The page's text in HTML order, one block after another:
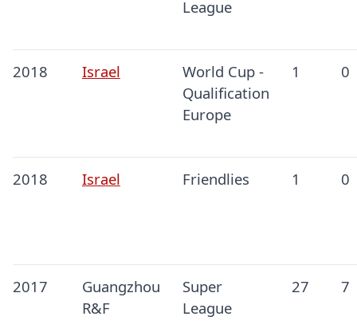
League
2018 Israel
World Cup -
Qualification
Europe
1 0
2018 Israel Friendlies 1 0
2017
Guangzhou
R&F
Super
League
27 7